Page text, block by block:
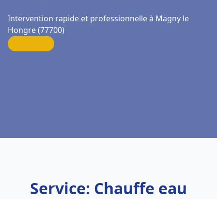
Intervention rapide et professionnelle à Magny le
Hongre (77700)
Service: Chauffe eau